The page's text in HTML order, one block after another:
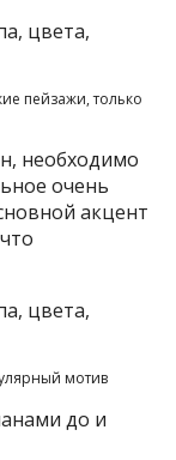
пейзажи, только
необходимо
очень
акцент
мотив
до и